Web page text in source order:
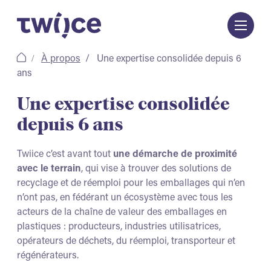
contenu
À propos
Une expertise consolidée depuis 6
ans
Une expertise consolidée
depuis 6 ans
Twiice c’est avant tout une démarche de proximité
avec le terrain, qui vise à trouver des solutions de
recyclage et de réemploi pour les emballages qui n’en
n’ont pas, en fédérant un écosystème avec tous les
acteurs de la chaîne de valeur des emballages en
plastiques : producteurs, industries utilisatrices,
opérateurs de déchets, du réemploi, transporteur et
régénérateurs.